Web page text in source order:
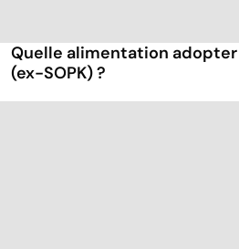
Quelle alimentation adopter
(ex-SOPK) ?